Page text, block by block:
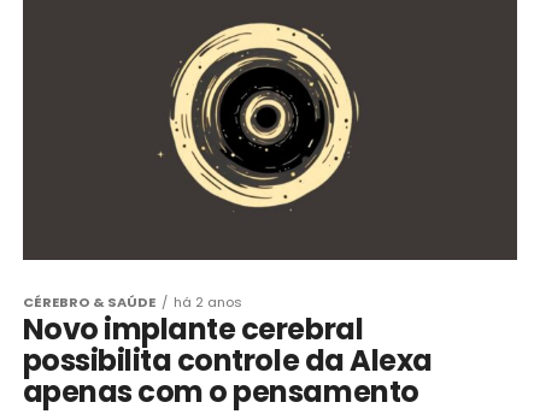
CÉREBRO & SAÚDE há 2 anos
Novo implante cerebral
possibilita controle da Alexa
apenas com o pensamento